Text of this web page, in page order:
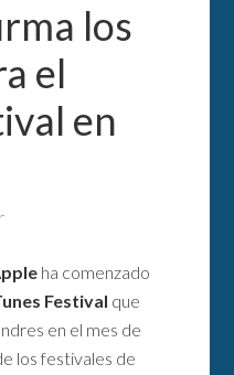
los
el
en
ha comenzado
Festival que
en el mes de
los festivales de